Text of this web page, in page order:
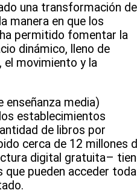
una transformación
manera en que los
permitido fomentar la
dinámico, lleno de
el movimiento y la
enseñanza media)
establecimientos
de libros por
cerca de 12 millones
digital gratuita–
pueden acceder